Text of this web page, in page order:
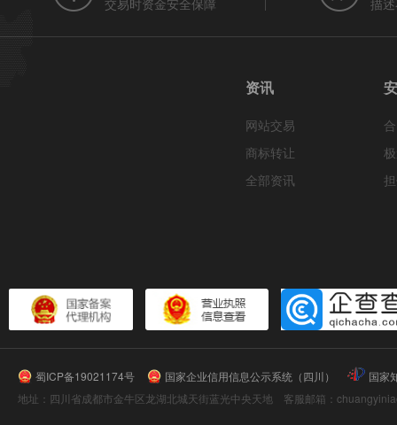
交易时资金安全保障 描
资讯
网站交易
商标转让
全部资讯
蜀ICP备19021174号 国家企业信用信息公示系统（四川）
国家
地址：四川省成都市金牛区龙湖北城天街蓝光中央天地 客服邮箱：